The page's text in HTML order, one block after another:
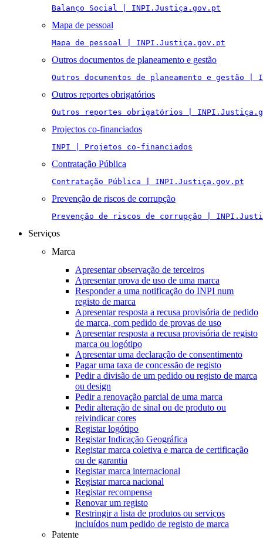
Balanço Social | INPI.Justiça.gov.pt
Mapa de pessoal
Mapa de pessoal | INPI.Justiça.gov.pt
Outros documentos de planeamento e gestão
Outros documentos de planeamento e gestão
Outros reportes obrigatórios
Outros reportes obrigatórios |
Projectos co-financiados
INPI | Projetos co-financiados
Contratação Pública
Contratação Pública | INPI.Justiça.gov.pt
Prevenção de riscos de corrupção
Prevenção de riscos de corrupção |
Serviços
Marca
Apresentar observação de terceiros
Apresentar prova de uso de uma marca
Responder a uma notificação do INPI num
registo de marca
Apresentar resposta a recusa provisória de pedido
de marca, com pedido de provas de uso
Apresentar resposta a recusa provisória de registo
marca ou logótipo
Apresentar uma declaração de consentimento
Pagar uma taxa de concessão de registo
Pedir a divisão de um pedido ou registo de marca
ou design
Pedir a renovação parcial de uma marca
Pedir alteração de sinal ou de produto ou
reivindicar cores
Registar logótipo
Registar Indicação Geográfica
Registar marca coletiva e marca de certificação
ou de garantia
Registar marca internacional
Registar marca nacional
Registar recompensa
Renovar um registo
Restringir a lista de produtos ou serviços
incluídos num pedido de registo de marca
Patente